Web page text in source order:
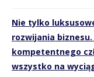
Nie tylko
rozwijania biznesu.
kompetentnego
wszystko na